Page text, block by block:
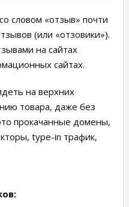
словом «отзыв» почти
(или «отзовики»).
на сайтах
сайтах.
на верхних
товара, даже без
прокачанные домены,
type-in трафик,